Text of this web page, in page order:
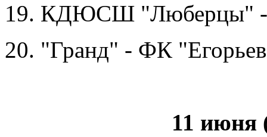
19. КДЮСШ "Люберцы"
20. "Гранд" - ФК
11 июня